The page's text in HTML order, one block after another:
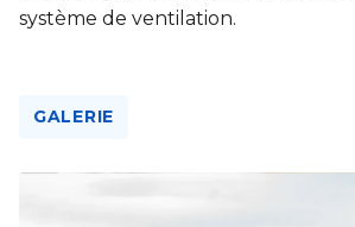
système de ventilation.
GALERIE